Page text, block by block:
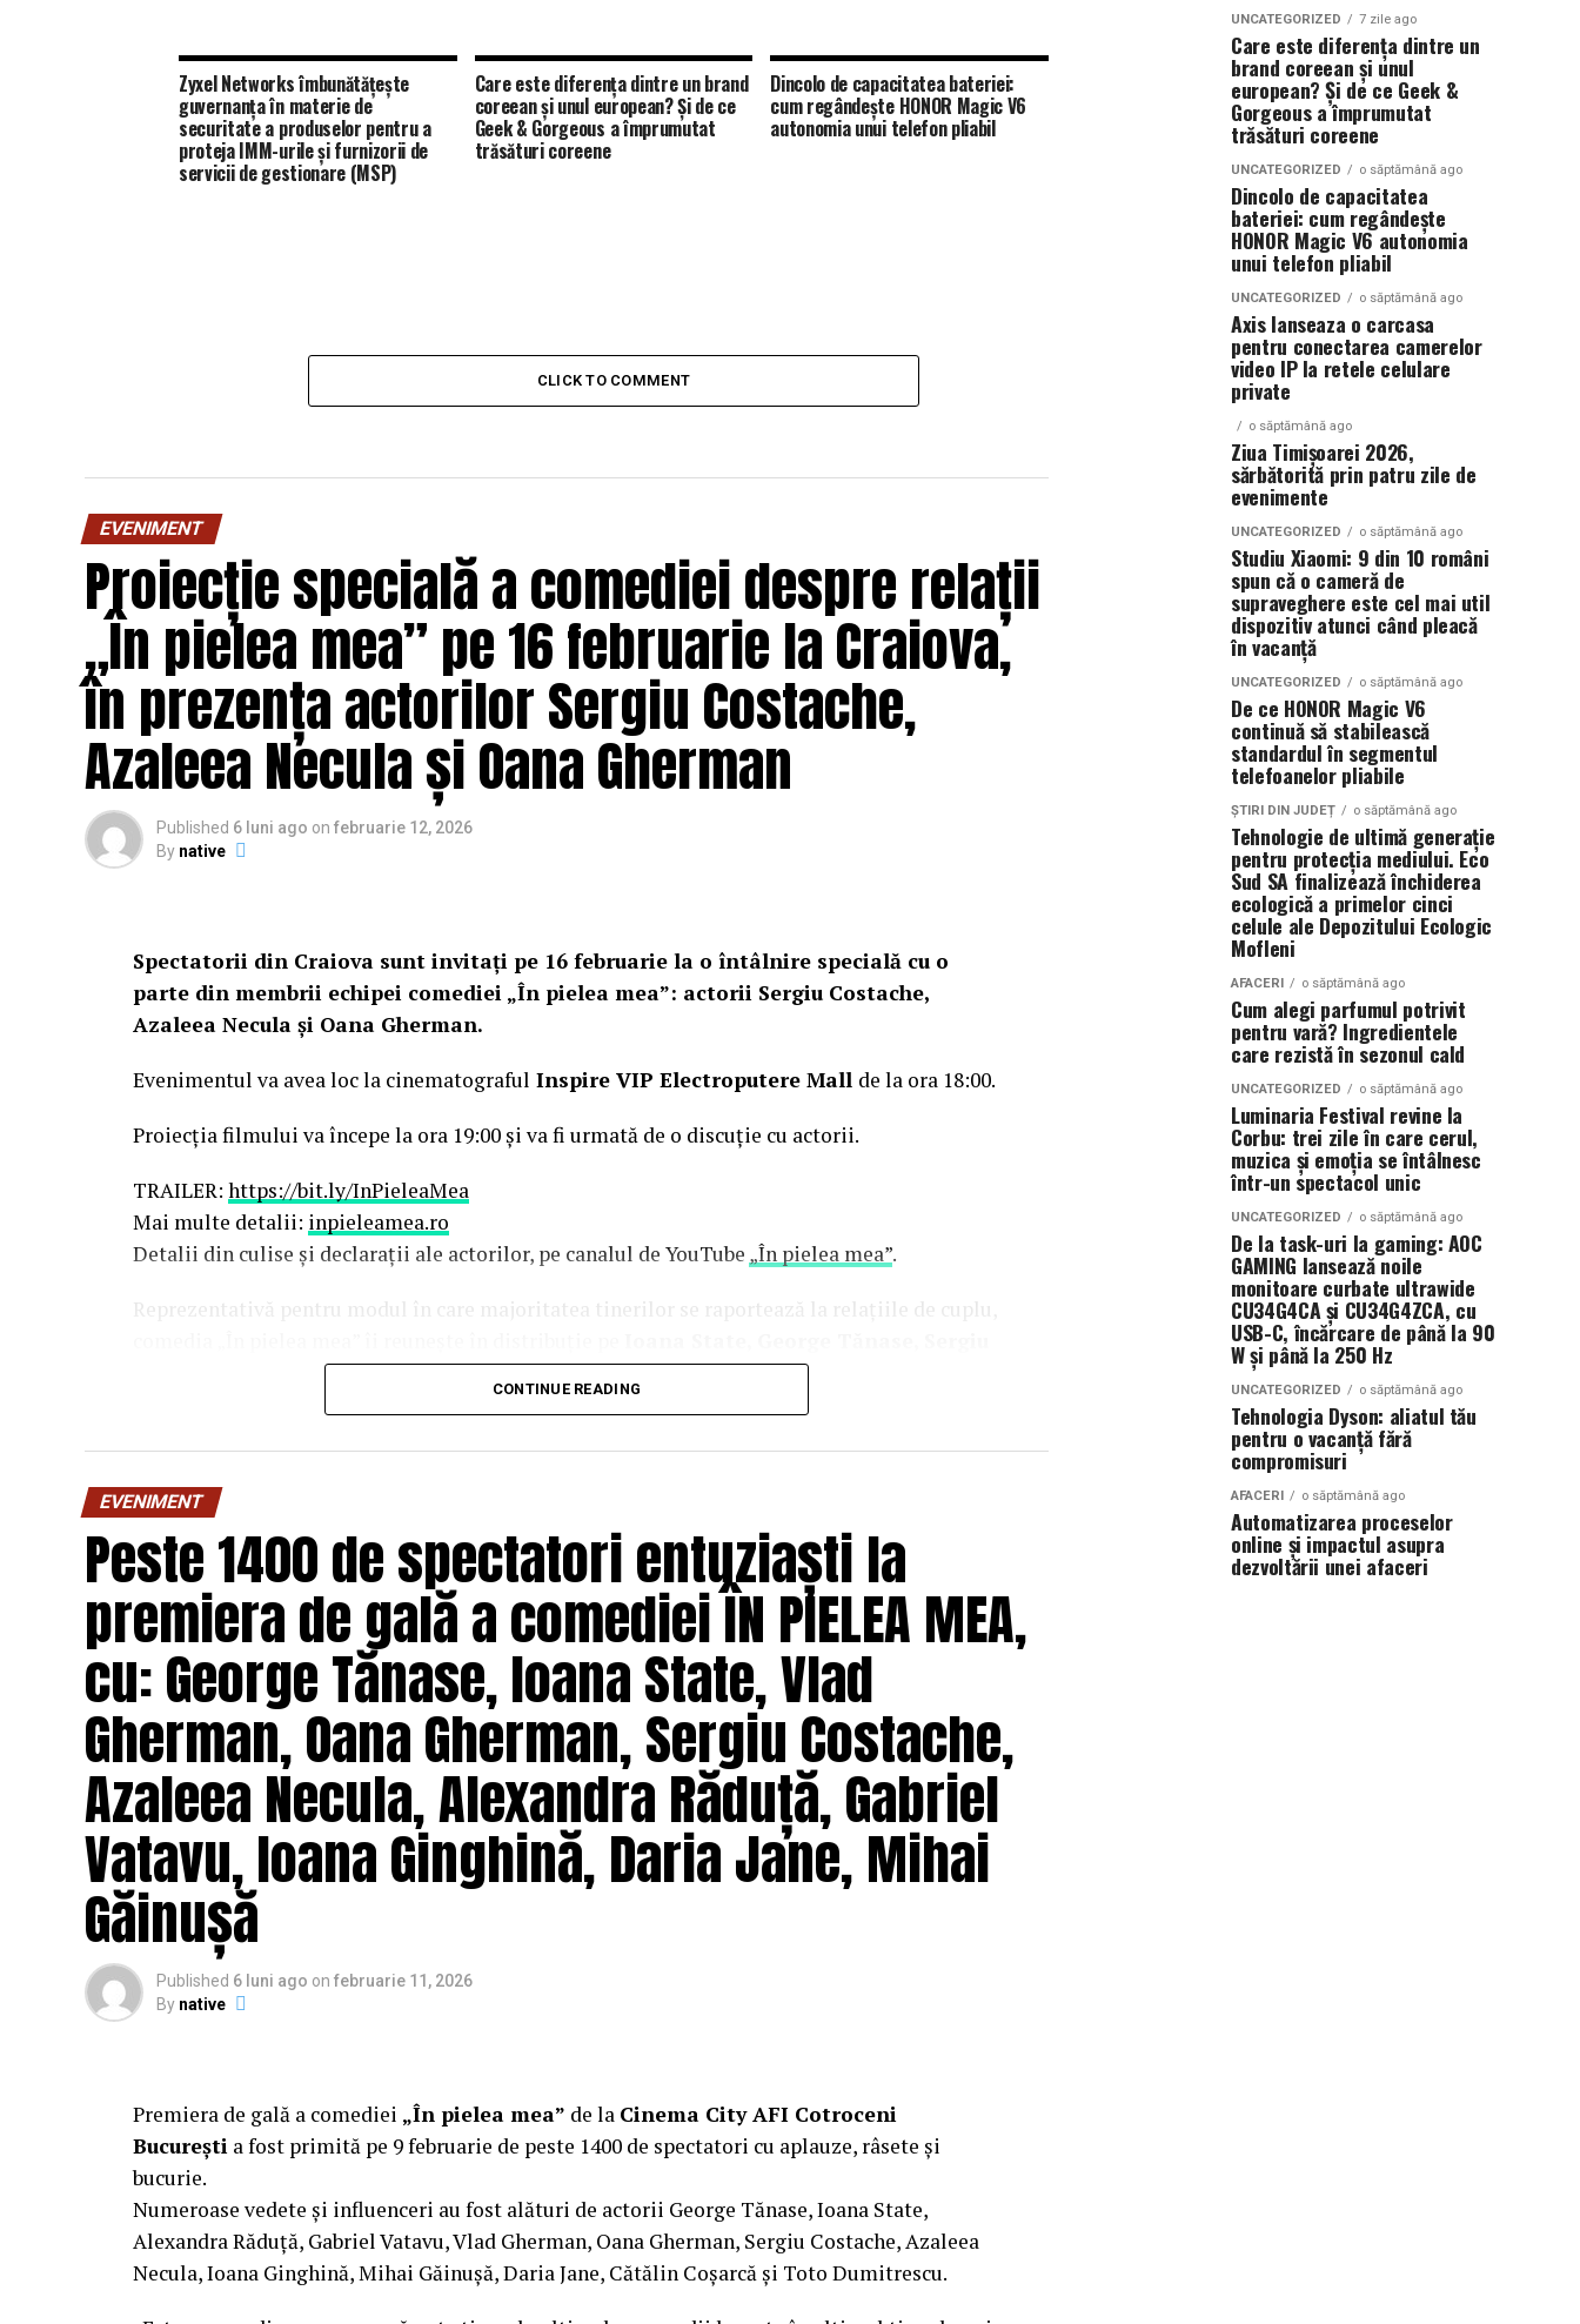
Zyxel Networks îmbunătățește
guvernanța în materie de
securitate a produselor pentru a
proteja IMM-urile și furnizorii de
servicii de gestionare (MSP)
Care este diferența dintre un brand
coreean și unul european? Și de ce
Geek & Gorgeous a împrumutat
trăsături coreene
Dincolo de capacitatea bateriei:
cum regândește HONOR Magic V6
autonomia unui telefon pliabil
CLICK TO COMMENT
EVENIMENT
Proiecție specială a comediei despre relații
„În pielea mea” pe 16 februarie la Craiova,
în prezența actorilor Sergiu Costache,
Azaleea Necula și Oana Gherman
Published 6 luni ago on februarie 12, 2026
By native
Spectatorii din Craiova sunt invitați pe 16 februarie la o întâlnire specială cu o
parte din membrii echipei comediei „În pielea mea”: actorii Sergiu Costache,
Azaleea Necula și Oana Gherman.
Evenimentul va avea loc la cinematograful Inspire VIP Electroputere Mall de la ora 18:00.
Proiecția filmului va începe la ora 19:00 și va fi urmată de o discuție cu actorii.
TRAILER: https://bit.ly/InPieleaMea
Mai multe detalii: inpieleamea.ro
Detalii din culise și declarații ale actorilor, pe canalul de YouTube „În pielea mea”.
Reprezentativă pentru modul în care majoritatea tinerilor se raportează la relațiile de cuplu,
Costache, Oana Gherman, Vlad Gherman, Azaleea Necula, Alexandra Răduță,
O comedie savuroasă despre un „schimb de roluri” pe care patru cupluri îl acceptă pe durata
unui weekend, ce se dovedește un mod haios prin care protagoniștii reușesc să-și cunoască
mai bine partenerii și să renunțe la orgolii și preconcepții, „
experiență de cinema relaxantă și amuzantă.
Regizorul și scenaristul Paul Decu, absolvent al Facultății de Teatru UNATC
„I.L.Caragiale” și al masteratului în regie de film de la MetFilm School Londra, a colaborat la
realizarea primului său lungmetraj cu o echipă de profesioniști din care fac parte
Pădurețu (imagine), Bogdan Ivanovici (sunet), Anca Miron (scenografie), Francisca
Vass (costume)
O comedie actuală și colorată, filmul „În pielea mea”are premiera națională pe 10
februarie, distribuit de T.R.I.B.E. Films.
Mai multe detalii, imagini de la filmări, fragmente din film și declarații din partea actorilor
sunt disponibile pe paginile social media ale filmului de
„În Pielea Mea”
Producător asociat: MAGNETIC MEDIA PRODUCTIONS; Producător executiv: Adela Mara.
Casting: ELEPHANT MEDIA.
Realizat cu sprijinul:
Co-finanțatori:C&C HOUSE RESIDENCE, S&I BEST CORPORATION WEB DESIGN, CLIMA
FREON
CONTINUE READING
EVENIMENT
Peste 1400 de spectatori entuziaști la
premiera de gală a comediei ÎN PIELEA MEA,
cu: George Tănase, Ioana State, Vlad
Gherman, Oana Gherman, Sergiu Costache,
Azaleea Necula, Alexandra Răduță, Gabriel
Vatavu, Ioana Ginghină, Daria Jane, Mihai
Găinușă
Published 6 luni ago on februarie 11, 2026
By native
Premiera de gală a comediei „În pielea mea” de la Cinema City AFI Cotroceni
București a fost primită pe 9 februarie de peste 1400 de spectatori cu aplauze, râsete și
bucurie.
Numeroase vedete și influenceri au fost alături de actorii George Tănase, Ioana State,
Alexandra Răduță, Gabriel Vatavu, Vlad Gherman, Oana Gherman, Sergiu Costache, Azaleea
Necula, Ioana Ginghină, Mihai Găinușă, Daria Jane, Cătălin Coșarcă și Toto Dumitrescu.
UNCATEGORIZED 7 zile ago
Care este diferența dintre un
brand coreean și unul
european? Și de ce Geek &
Gorgeous a împrumutat
trăsături coreene
UNCATEGORIZED o săptămână ago
Dincolo de capacitatea
bateriei: cum regândește
HONOR Magic V6 autonomia
unui telefon pliabil
UNCATEGORIZED o săptămână ago
Axis lanseaza o carcasa
pentru conectarea camerelor
video IP la retele celulare
private
o săptămână ago
Ziua Timișoarei 2026,
sărbătorită prin patru zile de
evenimente
UNCATEGORIZED o săptămână ago
Studiu Xiaomi: 9 din 10 români
spun că o cameră de
supraveghere este cel mai util
dispozitiv atunci când pleacă
în vacanță
UNCATEGORIZED o săptămână ago
De ce HONOR Magic V6
continuă să stabilească
standardul în segmentul
telefoanelor pliabile
ȘTIRI DIN JUDEȚ o săptămână ago
Tehnologie de ultimă generație
pentru protecția mediului. Eco
Sud SA finalizează închiderea
ecologică a primelor cinci
celule ale Depozitului Ecologic
Mofleni
AFACERI o săptămână ago
Cum alegi parfumul potrivit
pentru vară? Ingredientele
care rezistă în sezonul cald
UNCATEGORIZED o săptămână ago
Luminaria Festival revine la
Corbu: trei zile în care cerul,
muzica și emoția se întâlnesc
într-un spectacol unic
UNCATEGORIZED o săptămână ago
De la task-uri la gaming: AOC
GAMING lansează noile
monitoare curbate ultrawide
CU34G4CA și CU34G4ZCA, cu
USB-C, încărcare de până la 90
W și până la 250 Hz
UNCATEGORIZED o săptămână ago
Tehnologia Dyson: aliatul tău
pentru o vacanță fără
compromisuri
AFACERI o săptămână ago
Automatizarea proceselor
online și impactul asupra
dezvoltării unei afaceri